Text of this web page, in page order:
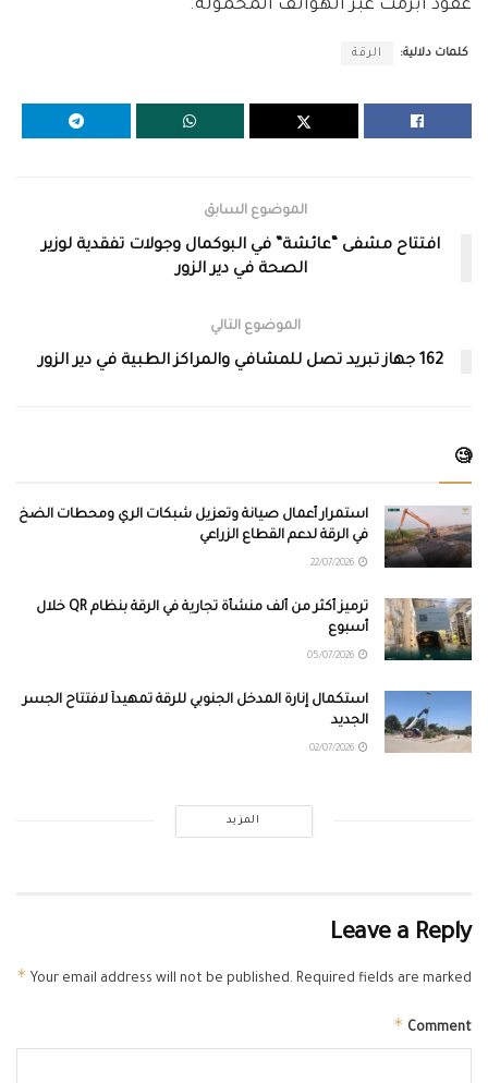
عقود أُبرمت عبر الهواتف المحمولة.
كلمات دلالية: الرقة
الموضوع السابق
افتتاح مشفى “عائشة” في البوكمال وجولات تفقدية لوزير
الصحة في دير الزور
الموضوع التالي
162 جهاز تبريد تصل للمشافي والمراكز الطبية في دير الزور
🧐
استمرار أعمال صيانة وتعزيل شبكات الري ومحطات الضخ
في الرقة لدعم القطاع الزراعي
ترميز أكثر من ألف منشأة تجارية في الرقة بنظام QR خلال
أسبوع
استكمال إنارة المدخل الجنوبي للرقة تمهيداً لافتتاح الجسر
الجديد
المزيد
Leave a Reply
Your email address will not be published. Required fields are marked
*
Comment
*